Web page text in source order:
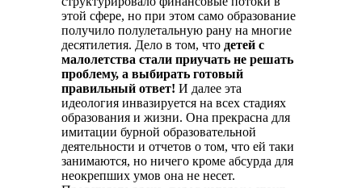
этой сфере, но при этом само образование
получило полулетальную рану на многие
десятилетия. Дело в том, что детей с
малолетства стали приучать не решать
проблему, а выбирать готовый
правильный ответ! И далее эта
идеология инвазируется на всех стадиях
образования и жизни. Она прекрасна для
имитации бурной образовательной
деятельности и отчетов о том, что ей таки
занимаются, но ничего кроме абсурда для
неокрепших умов она не несет.